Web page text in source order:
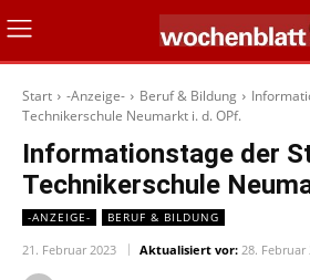
Start -Anzeige- Beruf & Bildung
Technikerschule Neumarkt i. d. OPf.
Informationstage der
Technikerschule
-ANZEIGE- BERUF & BILDUNG
21. Februar 2023 Aktualisiert vor: 28. Februar